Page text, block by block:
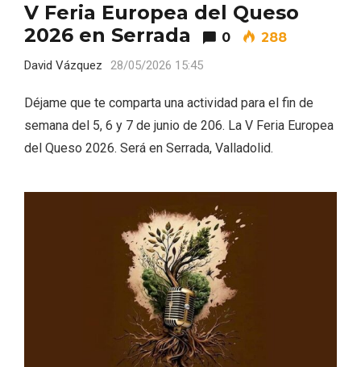
V Feria Europea del Queso
2026 en Serrada
0 288
David Vázquez 28/05/2026 15:45
Déjame que te comparta una actividad para el fin de
semana del 5, 6 y 7 de junio de 206. La V Feria Europea
del Queso 2026. Será en Serrada, Valladolid.
Velay, una imagen renovada para el
vermouth de Valladolid